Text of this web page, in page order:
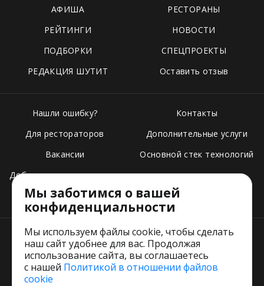
АФИША
РЕСТОРАНЫ
РЕЙТИНГИ
НОВОСТИ
ПОДБОРКИ
СПЕЦПРОЕКТЫ
РЕДАКЦИЯ ШУТИТ
Оставить отзыв
Нашли ошибку?
Для рестораторов
Вакансии
Добавить свое заведение
Тарифы
Контакты
Дополнительные услуги
Основной стек технологий
Пользовательское соглашение
Мы заботимся о вашей
конфиденциальности
Мы используем файлы cookie, чтобы сделать
наш сайт удобнее для вас. Продолжая
использование сайта, вы соглашаетесь
с нашей Политикой в отношении файлов
cookie